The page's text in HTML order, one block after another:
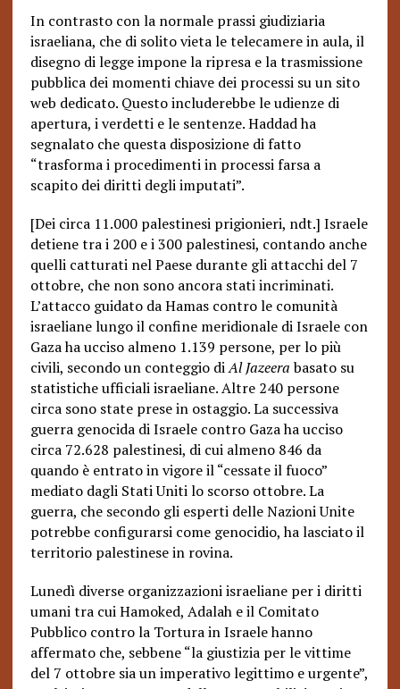
In contrasto con la normale prassi giudiziaria
israeliana, che di solito vieta le telecamere in aula, il
disegno di legge impone la ripresa e la trasmissione
pubblica dei momenti chiave dei processi su un sito
web dedicato. Questo includerebbe le udienze di
apertura, i verdetti e le sentenze. Haddad ha
segnalato che questa disposizione di fatto
“trasforma i procedimenti in processi farsa a
scapito dei diritti degli imputati”.
[Dei circa 11.000 palestinesi prigionieri, ndt.] Israele
detiene tra i 200 e i 300 palestinesi, contando anche
quelli catturati nel Paese durante gli attacchi del 7
ottobre, che non sono ancora stati incriminati.
L’attacco guidato da Hamas contro le comunità
israeliane lungo il confine meridionale di Israele con
Gaza ha ucciso almeno 1.139 persone, per lo più
civili, secondo un conteggio diAl Jazeerabasato su
statistiche ufficiali israeliane. Altre 240 persone
circa sono state prese in ostaggio. La successiva
guerra genocida di Israele contro Gaza ha ucciso
circa 72.628 palestinesi, di cui almeno 846 da
quando è entrato in vigore il “cessate il fuoco”
mediato dagli Stati Uniti lo scorso ottobre. La
guerra, che secondo gli esperti delle Nazioni Unite
potrebbe configurarsi come genocidio, ha lasciato il
territorio palestinese in rovina.
Lunedì diverse organizzazioni israeliane per i diritti
umani tra cui Hamoked, Adalah e il Comitato
Pubblico contro la Tortura in Israele hanno
affermato che, sebbene “la giustizia per le vittime
del 7 ottobre sia un imperativo legittimo e urgente”,